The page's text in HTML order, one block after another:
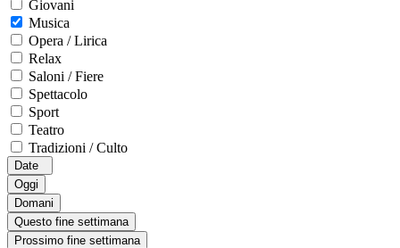
Giovani
Musica
Opera / Lirica
Relax
Saloni / Fiere
Spettacolo
Sport
Teatro
Tradizioni / Culto
Date
Oggi
Domani
Questo fine settimana
Prossimo fine settimana